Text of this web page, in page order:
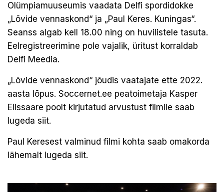
Olümpiamuuseumis vaadata Delfi spordidokke
„Lõvide vennaskond“ ja „Paul Keres. Kuningas“.
Seanss algab kell 18.00 ning on huvilistele tasuta.
Eelregistreerimine pole vajalik, üritust korraldab
Delfi Meedia.
„Lõvide vennaskond“ jõudis vaatajate ette 2022.
aasta lõpus. Soccernet.ee peatoimetaja Kasper
Elissaare poolt kirjutatud arvustust filmile saab
lugeda siit.
Paul Keresest valminud filmi kohta saab omakorda
lähemalt lugeda siit.